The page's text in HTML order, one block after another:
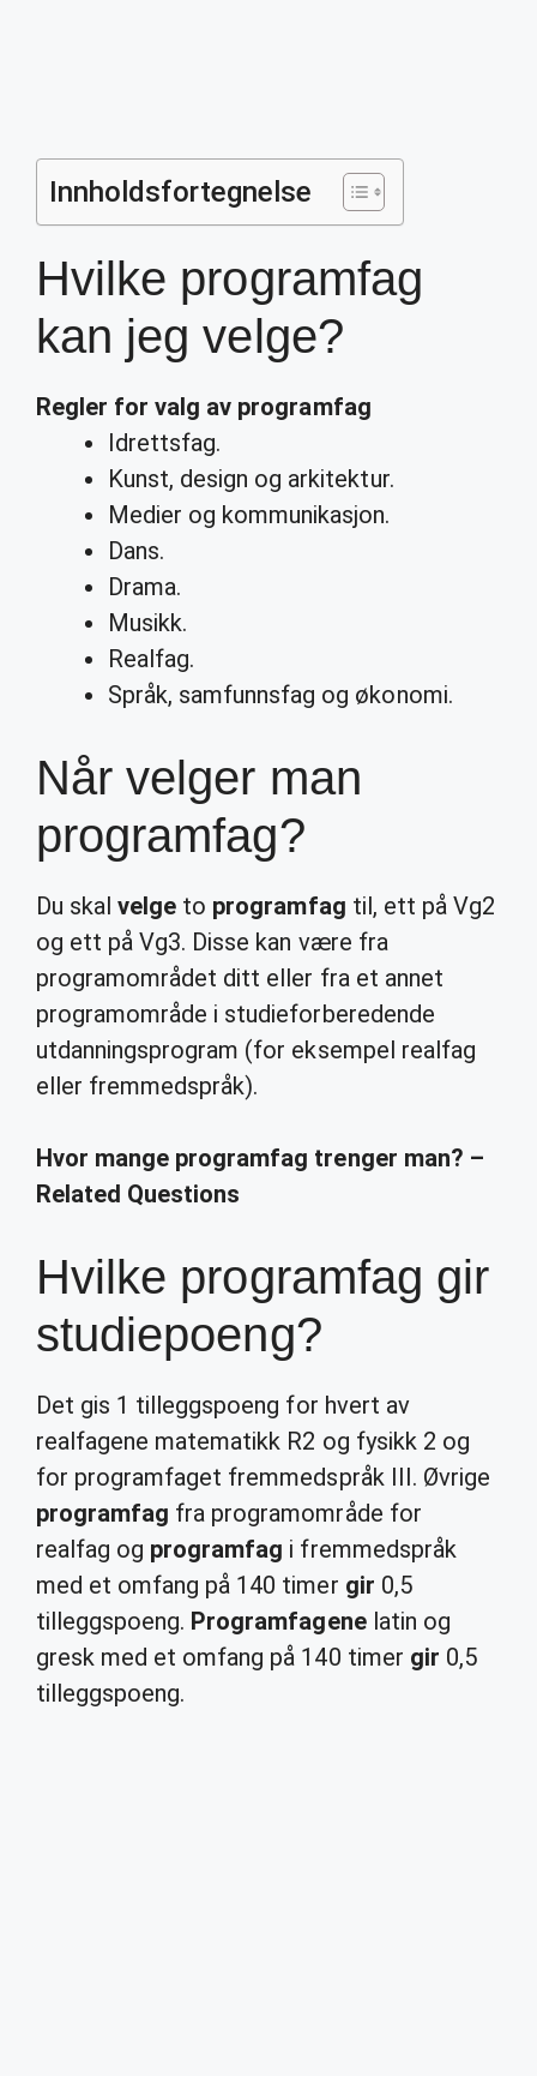
Innholdsfortegnelse
Hvilke programfag
kan jeg velge?
Regler for valg av programfag
Idrettsfag.
Kunst, design og arkitektur.
Medier og kommunikasjon.
Dans.
Drama.
Musikk.
Realfag.
Språk, samfunnsfag og økonomi.
Når velger man
programfag?
Du skalvelge to programfag til, ett på Vg2
og ett på Vg3. Disse kan være fra
programområdet ditt eller fra et annet
programområde i studieforberedende
utdanningsprogram (for eksempel realfag
eller fremmedspråk).
Hvor mange programfag trenger man? –
Related Questions
Hvilke programfag gir
studiepoeng?
Det gis 1 tilleggspoeng for hvert av
realfagene matematikk R2 og fysikk 2 og
for programfaget fremmedspråk III. Øvrige
programfag fra programområde for
realfag og programfag i fremmedspråk
med et omfang på 140 timer gir 0,5
tilleggspoeng. Programfagenelatin og
gresk med et omfang på 140 timer gir 0,5
tilleggspoeng.